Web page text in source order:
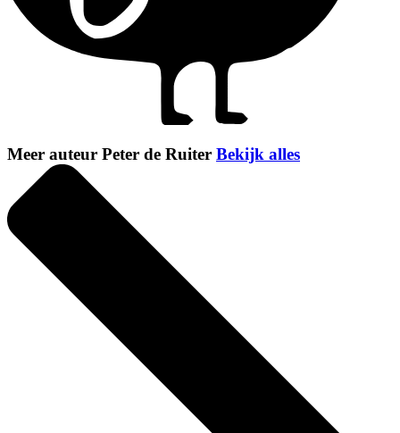
Meer auteur Peter de Ruiter Bekijk alles